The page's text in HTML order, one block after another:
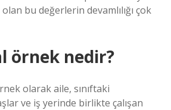
bu değerlerin devamlılığı çok
örnek nedir?
olarak aile, sınıftaki
ve iş yerinde birlikte çalışan